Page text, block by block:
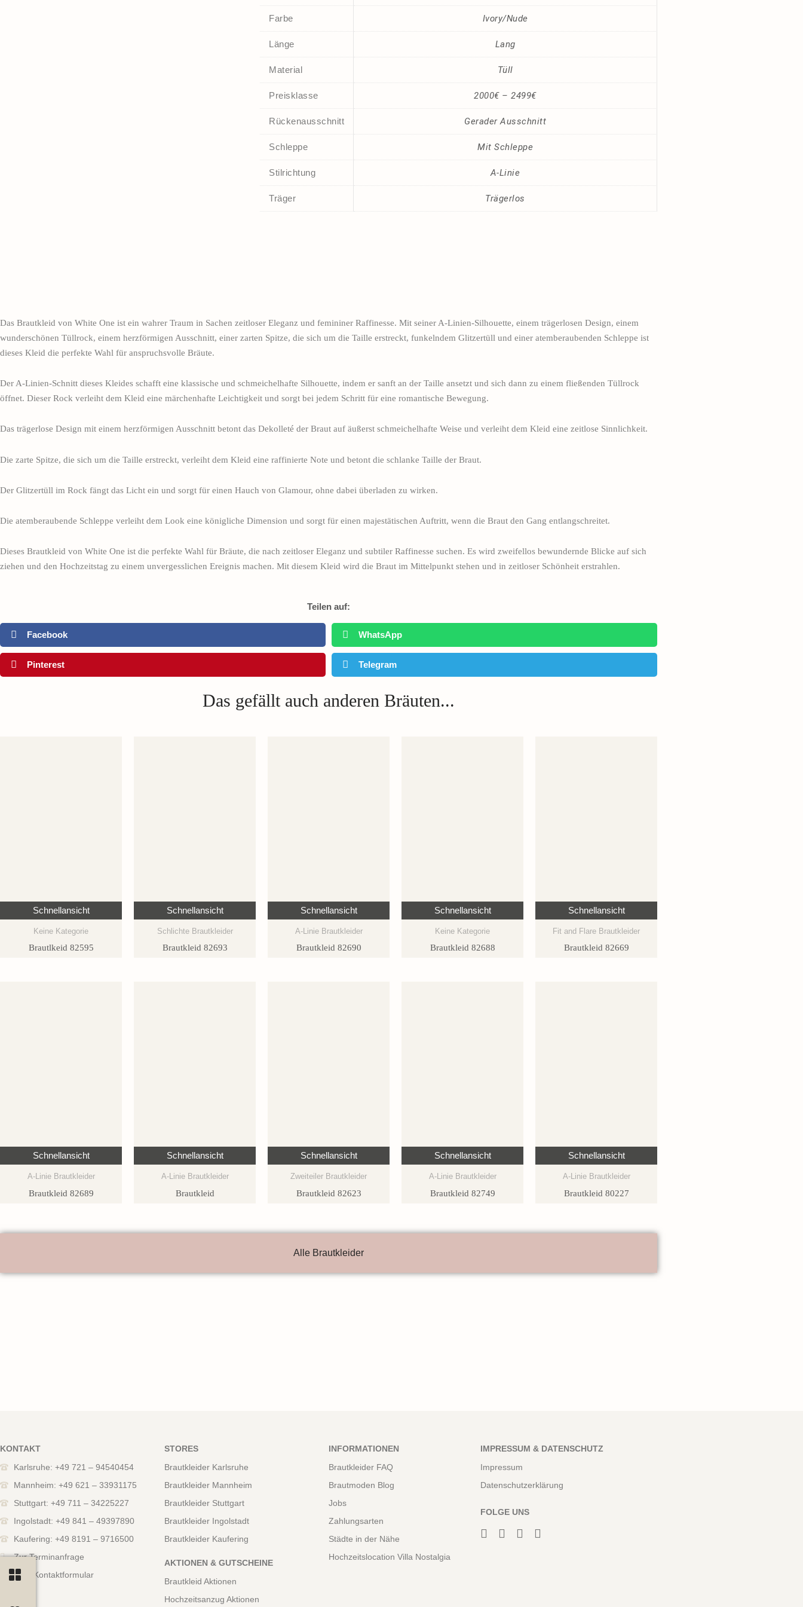
Farbe Ivory/Nude
Länge Lang
Material Tüll
Preisklasse 2000€ – 2499€
Rückenausschnitt Gerader Ausschnitt
Schleppe Mit Schleppe
Stilrichtung A-Linie
Träger Trägerlos
Das Brautkleid von White One ist ein wahrer Traum in Sachen zeitloser Eleganz und femininer Raffinesse. Mit seiner A-Linien-Silhouette, einem trägerlosen Design, einem
wunderschönen Tüllrock, einem herzförmigen Ausschnitt, einer zarten Spitze, die sich um die Taille erstreckt, funkelndem Glitzertüll und einer atemberaubenden Schleppe ist
dieses Kleid die perfekte Wahl für anspruchsvolle Bräute.
Der A-Linien-Schnitt dieses Kleides schafft eine klassische und schmeichelhafte Silhouette, indem er sanft an der Taille ansetzt und sich dann zu einem fließenden Tüllrock
öffnet. Dieser Rock verleiht dem Kleid eine märchenhafte Leichtigkeit und sorgt bei jedem Schritt für eine romantische Bewegung.
Das trägerlose Design mit einem herzförmigen Ausschnitt betont das Dekolleté der Braut auf äußerst schmeichelhafte Weise und verleiht dem Kleid eine zeitlose Sinnlichkeit.
Die zarte Spitze, die sich um die Taille erstreckt, verleiht dem Kleid eine raffinierte Note und betont die schlanke Taille der Braut.
Der Glitzertüll im Rock fängt das Licht ein und sorgt für einen Hauch von Glamour, ohne dabei überladen zu wirken.
Die atemberaubende Schleppe verleiht dem Look eine königliche Dimension und sorgt für einen majestätischen Auftritt, wenn die Braut den Gang entlangschreitet.
Dieses Brautkleid von White One ist die perfekte Wahl für Bräute, die nach zeitloser Eleganz und subtiler Raffinesse suchen. Es wird zweifellos bewundernde Blicke auf sich
ziehen und den Hochzeitstag zu einem unvergesslichen Ereignis machen. Mit diesem Kleid wird die Braut im Mittelpunkt stehen und in zeitloser Schönheit erstrahlen.
Teilen auf:
Facebook WhatsApp
Pinterest Telegram
Das gefällt auch anderen Bräuten...
Schnellansicht
Keine Kategorie
Brautlkeid 82595
Schnellansicht
Schlichte Brautkleider
Brautkleid 82693
Schnellansicht
A-Linie Brautkleider
Brautkleid 82690
Schnellansicht
Keine Kategorie
Brautkleid 82688
Schnellansicht
Fit and Flare Brautkleider
Brautkleid 82669
Schnellansicht
A-Linie Brautkleider
Brautkleid 82689
Schnellansicht
A-Linie Brautkleider
Brautkleid
Schnellansicht
Zweiteiler Brautkleider
Brautkleid 82623
Schnellansicht
A-Linie Brautkleider
Brautkleid 82749
Schnellansicht
A-Linie Brautkleider
Brautkleid 80227
Alle Brautkleider
KONTAKT
Karlsruhe: +49 721 – 94540454
Mannheim: +49 621 – 33931175
Stuttgart: +49 711 – 34225227
Ingolstadt: +49 841 – 49397890
Kaufering: +49 8191 – 9716500
Zur Terminanfrage
Zum Kontaktformular
STORES
Brautkleider Karlsruhe
Brautkleider Mannheim
Brautkleider Stuttgart
Brautkleider Ingolstadt
Brautkleider Kaufering
AKTIONEN & GUTSCHEINE
Brautkleid Aktionen
Hochzeitsanzug Aktionen
INFORMATIONEN
Brautkleider FAQ
Brautmoden Blog
Jobs
Zahlungsarten
Städte in der Nähe
Hochzeitslocation Villa Nostalgia
IMPRESSUM & DATENSCHUTZ
Impressum
Datenschutzerklärung
FOLGE UNS